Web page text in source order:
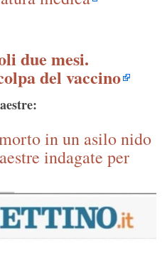
due mesi.
del vaccino
in un asilo nido
indagate per